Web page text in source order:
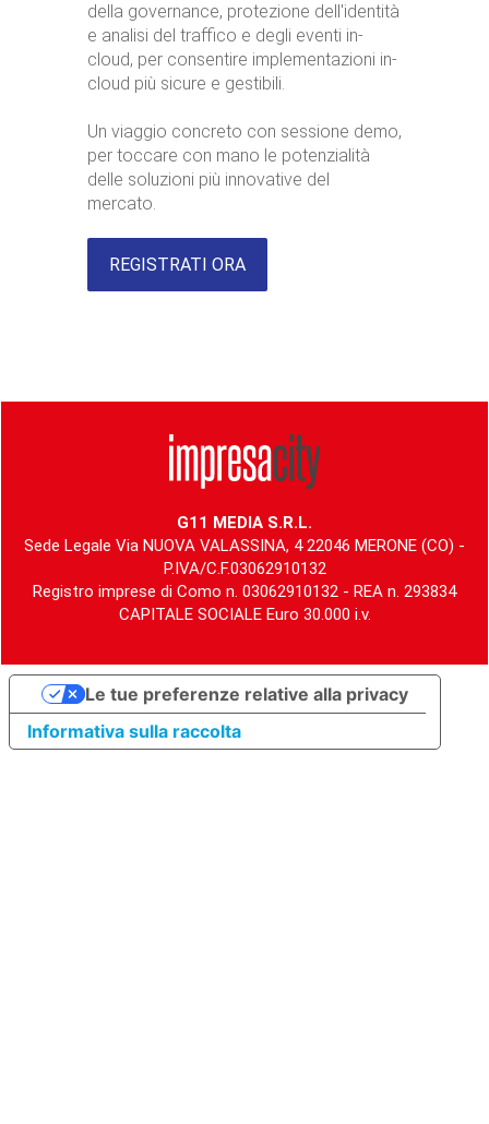
della governance, protezione dell'identità
e analisi del traffico e degli eventi in-
cloud, per consentire implementazioni in-
cloud più sicure e gestibili.
Un viaggio concreto con sessione demo,
per toccare con mano le potenzialità
delle soluzioni più innovative del
mercato.
REGISTRATI ORA
G11 MEDIA S.R.L.
Sede Legale Via NUOVA VALASSINA, 4 22046 MERONE (CO) -
P.IVA/C.F.03062910132
Registro imprese di Como n. 03062910132 - REA n. 293834
CAPITALE SOCIALE Euro 30.000 i.v.
Informativa sulla raccolta
Le tue preferenze relative alla privacy